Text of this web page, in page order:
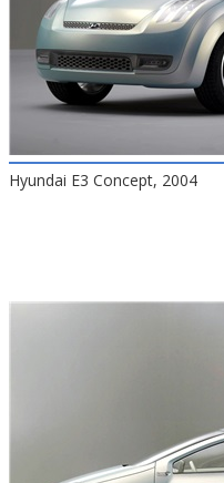
Hyundai E3 Concept, 2004